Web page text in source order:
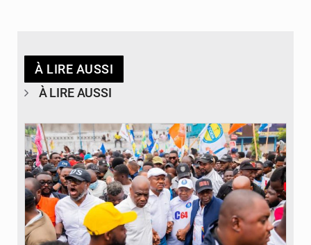
À LIRE AUSSI
À LIRE AUSSI